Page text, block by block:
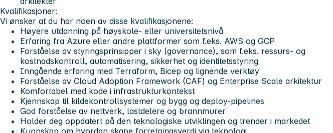
Kvalifikasjoner:
Vi ønsker at du har noen av disse kvalifikasjonene:
Høyere utdanning på høyskole- eller universitetsnivå
Erfaring fra Azure eller andre plattformer som f.eks. AWS og GCP
Forståelse av styringsprinsipper i sky (governance), som f.eks. ressurs- og
kostnadskontroll, automatisering, sikkerhet og identitetsstyring
Inngående erfaring med Terraform, Bicep og lignende verktøy
Forståelse av Cloud Adoption Framework (CAF) og Enterprise Scale arkitektur
Komfortabel med kode i infrastrukturkontekst
Kjennskap til kildekontrollsystemer og bygg og deploy-pipelines
God forståelse av nettverk, lastdelere og brannmurer
Holder deg oppdatert på den teknologiske utviklingen og trender i markedet
Kunnskap om hvordan skape forretningsverdi via teknologi